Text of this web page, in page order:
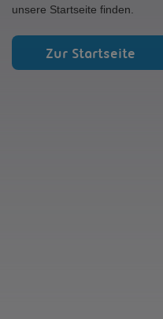
unsere Startseite finden.
Zur Startseite